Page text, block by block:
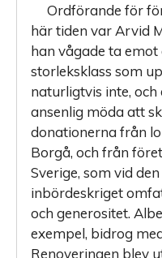
Ordförande för
här tiden var Arvid
han vågade ta emot
storleksklass som
naturligtvis inte,
ansenlig möda att
donationerna från
Borgå, och från
Sverige, som vid
inbördeskriget
och generositet.
exempel, bidrog
Renoveringen blev